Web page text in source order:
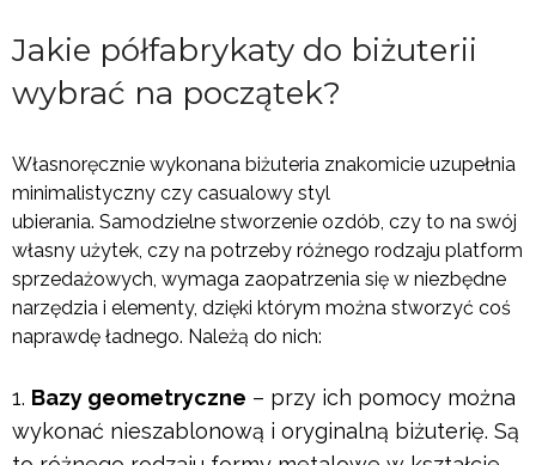
Jakie półfabrykaty do biżuterii
wybrać na początek?
Własnoręcznie wykonana biżuteria znakomicie uzupełnia
minimalistyczny czy casualowy styl
ubierania. Samodzielne stworzenie ozdób, czy to na swój
własny użytek, czy na potrzeby różnego rodzaju platform
sprzedażowych, wymaga zaopatrzenia się w niezbędne
narzędzia i elementy, dzięki którym można stworzyć coś
naprawdę ładnego. Należą do nich:
Bazy geometryczne – przy ich pomocy można
wykonać nieszablonową i oryginalną biżuterię. Są